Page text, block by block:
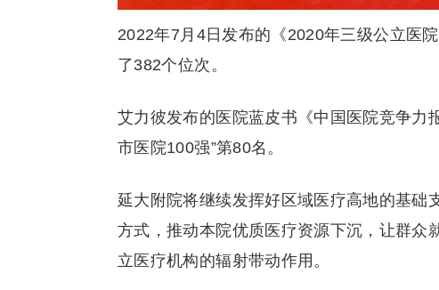
2022年7月4日发布的《2020年三级公立医
了382个位次。
艾力彼发布的医院蓝皮书《中国医院竞争力
市医院100强”第80名。
延大附院将继续发挥好区域医疗高地的基础
方式，推动本院优质医疗资源下沉，让群众
立医疗机构的辐射带动作用。